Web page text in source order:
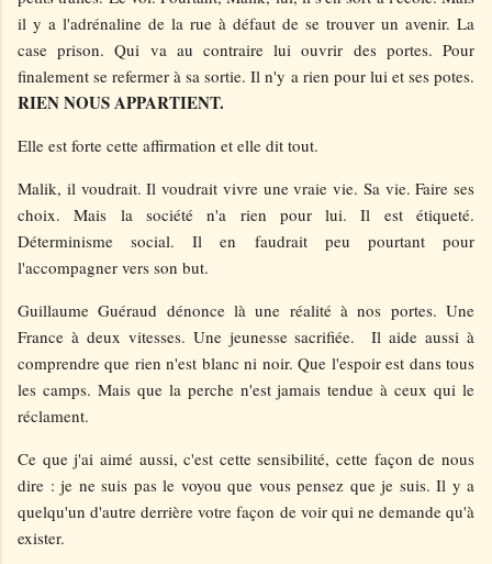
il y a l'adrénaline de la rue à défaut de se trouver un avenir. La
case prison. Qui va au contraire lui ouvrir des portes. Pour
finalement se refermer à sa sortie. Il n'y a rien pour lui et ses potes.
RIEN NOUS APPARTIENT.
Elle est forte cette affirmation et elle dit tout.
Malik, il voudrait. Il voudrait vivre une vraie vie. Sa vie. Faire ses
choix. Mais la société n'a rien pour lui. Il est étiqueté.
Déterminisme social. Il en faudrait peu pourtant pour
l'accompagner vers son but.
Guillaume Guéraud dénonce là une réalité à nos portes. Une
France à deux vitesses. Une jeunesse sacrifiée. Il aide aussi à
comprendre que rien n'est blanc ni noir. Que l'espoir est dans tous
les camps. Mais que la perche n'est jamais tendue à ceux qui le
réclament.
Ce que j'ai aimé aussi, c'est cette sensibilité, cette façon de nous
dire : je ne suis pas le voyou que vous pensez que je suis. Il y a
quelqu'un d'autre derrière votre façon de voir qui ne demande qu'à
exister.